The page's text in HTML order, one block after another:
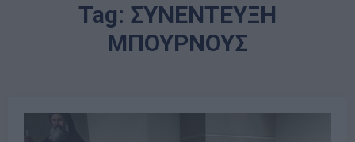
Tag: ΣΥΝΕΝΤΕΥΞΗ
ΜΠΟΥΡΝΟΥΣ